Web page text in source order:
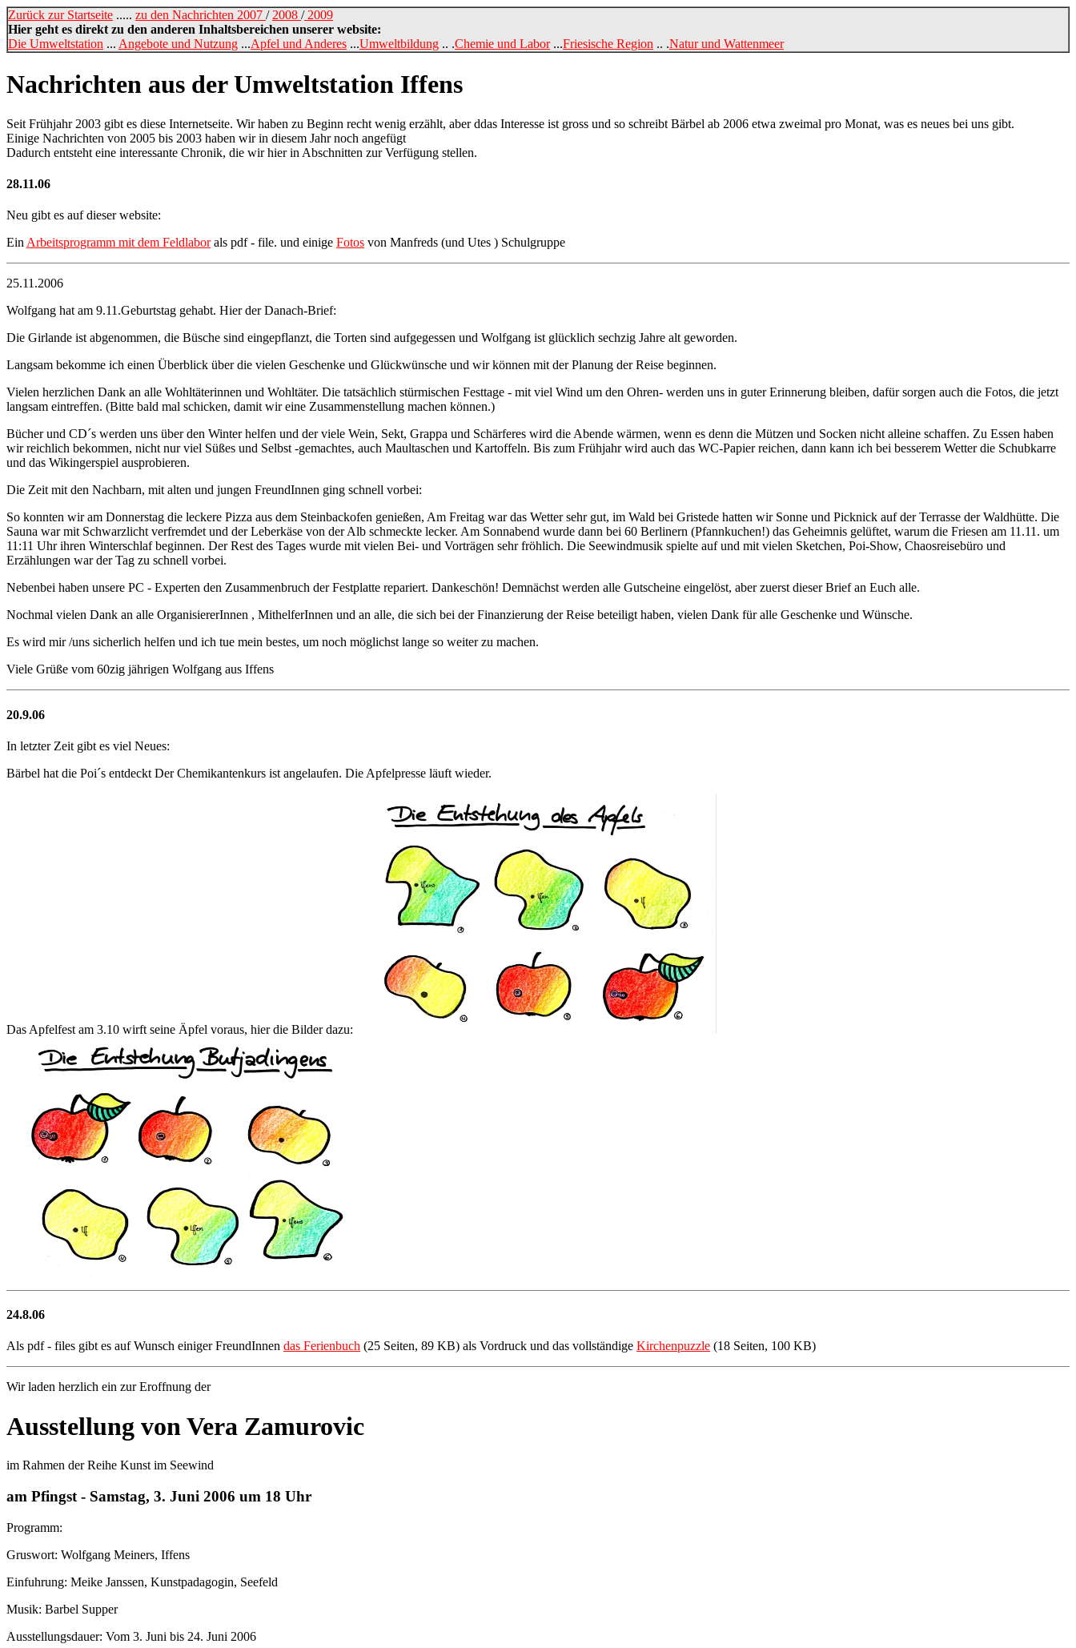
Zurück zur Startseite ..... zu den Nachrichten 2007 / 2008 /2009
Hier geht es direkt zu den anderen Inhaltsbereichen unserer website:
Die Umweltstation ... Angebote und Nutzung ...Apfel und Anderes ...Umweltbildung .. .Chemie und Labor...Friesische Region .. .Natur und Wattenmeer
Nachrichten aus der Umweltstation Iffens
Seit Frühjahr 2003 gibt es diese Internetseite. Wir haben zu Beginn recht wenig erzählt, aber ddas Interesse ist gross und so schreibt Bärbel ab 2006 etwa zweimal pro Monat, was es neues bei uns gibt.
Einige Nachrichten von 2005 bis 2003 haben wir in diesem Jahr noch angefügt
Dadurch entsteht eine interessante Chronik, die wir hier in Abschnitten zur Verfügung stellen.
28.11.06
Neu gibt es auf dieser website:
EinArbeitsprogramm mit dem Feldlaborals pdf - file. und einige Fotos von Manfreds (und Utes ) Schulgruppe
25.11.2006
Wolfgang hat am 9.11.Geburtstag gehabt. Hier der Danach-Brief:
Die Girlande ist abgenommen, die Büsche sind eingepflanzt, die Torten sind aufgegessen und Wolfgang ist glücklich sechzig Jahre alt geworden.
Langsam bekomme ich einen Überblick über die vielen Geschenke und Glückwünsche und wir können mit der Planung der Reise beginnen.
Vielen herzlichen Dank an alle Wohltäterinnen und Wohltäter. Die tatsächlich stürmischen Festtage - mit viel Wind um den Ohren- werden uns in guter Erinnerung bleiben, dafür sorgen auch die Fotos, die jetzt
langsam eintreffen. (Bitte bald mal schicken, damit wir eine Zusammenstellung machen können.)
Bücher und CD´s werden uns über den Winter helfen und der viele Wein, Sekt, Grappa und Schärferes wird die Abende wärmen, wenn es denn die Mützen und Socken nicht alleine schaffen. Zu Essen haben
wir reichlich bekommen, nicht nur viel Süßes und Selbst -gemachtes, auch Maultaschen und Kartoffeln. Bis zum Frühjahr wird auch das WC-Papier reichen, dann kann ich bei besserem Wetter die Schubkarre
und das Wikingerspiel ausprobieren.
Die Zeit mit den Nachbarn, mit alten und jungen FreundInnen ging schnell vorbei:
So konnten wir am Donnerstag die leckere Pizza aus dem Steinbackofen genießen, Am Freitag war das Wetter sehr gut, im Wald bei Gristede hatten wir Sonne und Picknick auf der Terrasse der Waldhütte. Die
Sauna war mit Schwarzlicht verfremdet und der Leberkäse von der Alb schmeckte lecker. Am Sonnabend wurde dann bei 60 Berlinern (Pfannkuchen!) das Geheimnis gelüftet, warum die Friesen am 11.11. um
11:11 Uhr ihren Winterschlaf beginnen. Der Rest des Tages wurde mit vielen Bei- und Vorträgen sehr fröhlich. Die Seewindmusik spielte auf und mit vielen Sketchen, Poi-Show, Chaosreisebüro und
Erzählungen war der Tag zu schnell vorbei.
Nebenbei haben unsere PC - Experten den Zusammenbruch der Festplatte repariert. Dankeschön! Demnächst werden alle Gutscheine eingelöst, aber zuerst dieser Brief an Euch alle.
Nochmal vielen Dank an alle OrganisiererInnen , MithelferInnen und an alle, die sich bei der Finanzierung der Reise beteiligt haben, vielen Dank für alle Geschenke und Wünsche.
Es wird mir /uns sicherlich helfen und ich tue mein bestes, um noch möglichst lange so weiter zu machen.
Viele Grüße vom 60zig jährigen Wolfgang aus Iffens
20.9.06
In letzter Zeit gibt es viel Neues:
Bärbel hat die Poi´s entdeckt Der Chemikantenkurs ist angelaufen. Die Apfelpresse läuft wieder.
Das Apfelfest am 3.10 wirft seine Äpfel voraus, hier die Bilder dazu:
24.8.06
Als pdf - files gibt es auf Wunsch einiger FreundInnen das Ferienbuch (25 Seiten, 89 KB) als Vordruck und das vollständige Kirchenpuzzle (18 Seiten, 100 KB)
Wir laden herzlich ein zur Eroffnung der
Ausstellung von Vera Zamurovic
im Rahmen der Reihe Kunst im Seewind
am Pfingst - Samstag, 3. Juni 2006 um 18 Uhr
Programm:
Gruswort: Wolfgang Meiners, Iffens
Einfuhrung: Meike Janssen, Kunstpadagogin, Seefeld
Musik: Barbel Supper
Ausstellungsdauer: Vom 3. Juni bis 24. Juni 2006